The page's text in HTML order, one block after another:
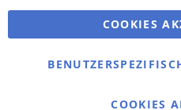
Bestellungen und
Kontaktieren Sie uns
Cookie Einstellungen
COOKIES
COOKIES